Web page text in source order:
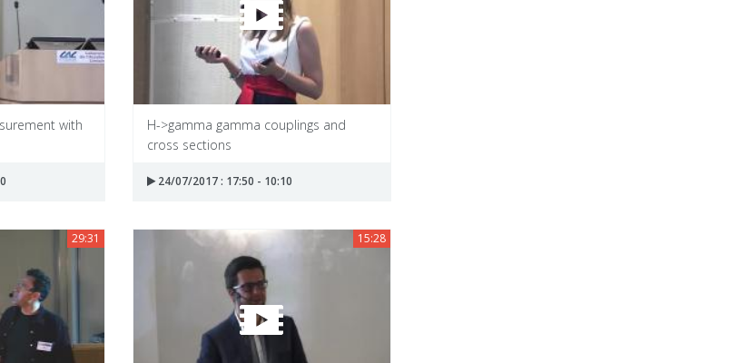
with
H->gamma gamma couplings and
cross sections
24/07/2017 : 17:50 - 10:10
29:31 15:28